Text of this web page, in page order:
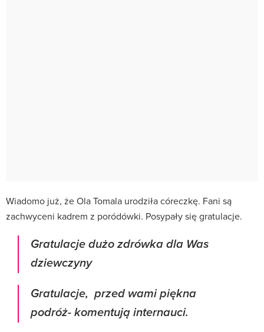
Wiadomo już, że Ola Tomala urodziła córeczkę. Fani są
zachwyceni kadrem z poródówki. Posypały się gratulacje.
Gratulacje dużo zdrówka dla Was
dziewczyny
Gratulacje, przed wami piękna
podróż- komentują internauci.